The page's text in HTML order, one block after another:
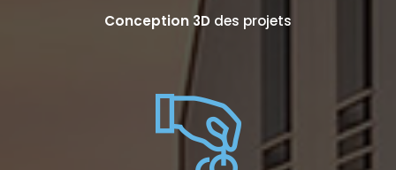
Conception 3D des projets